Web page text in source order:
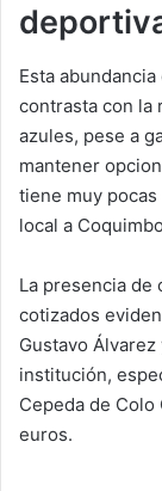
Esta
contrasta con la
azules, pese a
mantener
tiene muy
local a
La presencia de
cotizados
Gustavo
institución,
Cepeda de
euros.